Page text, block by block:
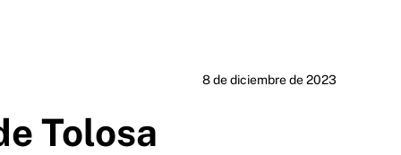
8 de diciembre de 2023
Tolosa